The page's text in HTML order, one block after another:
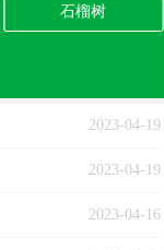
石榴树
2023-04-19
2023-04-19
2023-04-16